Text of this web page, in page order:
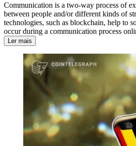
Communication is a two-way process of
between people and/or different kinds of
technologies, such as blockchain, help to
occur during a communication process
Ler mais